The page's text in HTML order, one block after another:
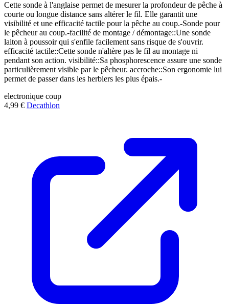
Cette sonde à l'anglaise permet de mesurer la profondeur de pêche à
courte ou longue distance sans altérer le fil. Elle garantit une
visibilité et une efficacité tactile pour la pêche au coup.-Sonde pour
le pêcheur au coup.-facilité de montage / démontage::Une sonde
laiton à poussoir qui s'enfile facilement sans risque de s'ouvrir.
efficacité tactile::Cette sonde n'altère pas le fil au montage ni
pendant son action. visibilité::Sa phosphorescence assure une sonde
particulièrement visible par le pêcheur. accroche::Son ergonomie lui
permet de passer dans les herbiers les plus épais.-
electronique coup
4,99 € Decathlon